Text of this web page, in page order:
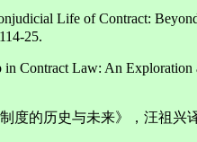
Life of Contract:
25.
Contract Law: An Exploration
度的历史与未来》，汪祖兴